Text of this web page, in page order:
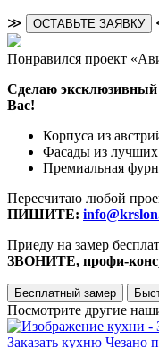
≫ ОСТАВЬТЕ ЗАЯВКУ
Понравился проект
Сделаю эксклюзивный
Вас!
Корпуса из
Фасады из лучших
Премиальная
Пересчитаю любой
ПИШИТЕ:
Приеду на замер
ЗВОНИТЕ, профи-
Бесплатный замер
Посмотрите другие
Заказать кухню Чезано